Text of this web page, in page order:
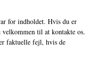
for indholdet. Hvis du er
til at kontakte os.
faktuelle fejl, hvis de